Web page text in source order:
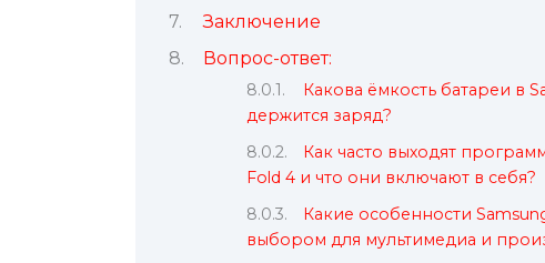
Заключение
Вопрос-ответ:
Какова ёмкость батареи в
держится заряд?
Как часто выходят
Fold 4 и что они включают в себя?
Какие особенности
выбором для мультимедиа и